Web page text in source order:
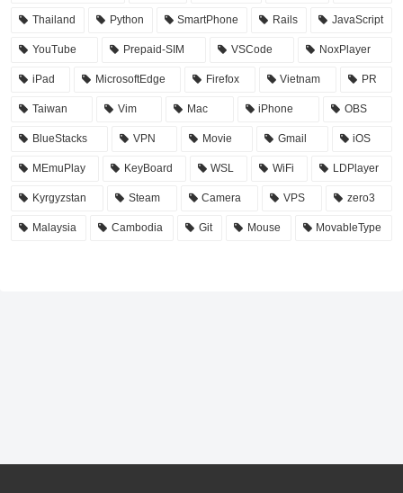
Thailand Python SmartPhone Rails JavaScript
YouTube Prepaid-SIM VSCode NoxPlayer
iPad MicrosoftEdge Firefox Vietnam PR
Taiwan Vim Mac iPhone OBS
BlueStacks VPN Movie Gmail iOS
MEmuPlay KeyBoard WSL WiFi LDPlayer
Kyrgyzstan Steam Camera VPS zero3
Malaysia Cambodia Git Mouse MovableType